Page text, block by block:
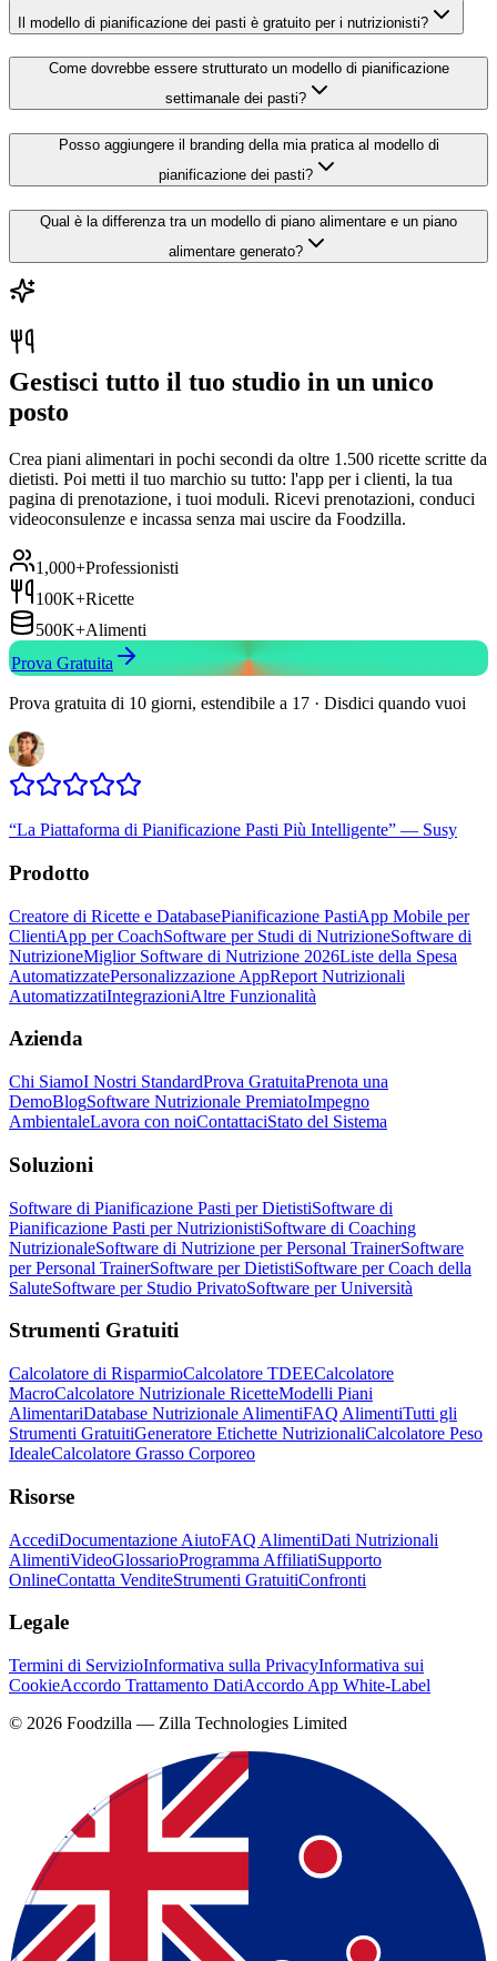
Il modello di pianificazione dei pasti è gratuito per i nutrizionisti?
Come dovrebbe essere strutturato un modello di pianificazione
settimanale dei pasti?
Posso aggiungere il branding della mia pratica al modello di
pianificazione dei pasti?
Qual è la differenza tra un modello di piano alimentare e un piano
alimentare generato?
Gestisci tutto il tuo studio in un unico
posto
Crea piani alimentari in pochi secondi da oltre 1.500 ricette scritte da
dietisti. Poi metti il tuo marchio su tutto: l'app per i clienti, la tua
pagina di prenotazione, i tuoi moduli. Ricevi prenotazioni, conduci
videoconsulenze e incassa senza mai uscire da Foodzilla.
1,000+Professionisti
100K+Ricette
500K+Alimenti
Prova Gratuita
Prova gratuita di 10 giorni, estendibile a 17 · Disdici quando vuoi
“La Piattaforma di Pianificazione Pasti Più Intelligente” — Susy
Prodotto
Creatore di Ricette e DatabasePianificazione PastiApp Mobile per
ClientiApp per CoachSoftware per Studi di NutrizioneSoftware di
NutrizioneMiglior Software di Nutrizione 2026Liste della Spesa
AutomatizzatePersonalizzazione AppReport Nutrizionali
AutomatizzatiIntegrazioniAltre Funzionalità
Azienda
Chi SiamoI Nostri StandardProva GratuitaPrenota una
DemoBlogSoftware Nutrizionale PremiatoImpegno
AmbientaleLavora con noiContattaciStato del Sistema
Soluzioni
Software di Pianificazione Pasti per DietistiSoftware di
Pianificazione Pasti per NutrizionistiSoftware di Coaching
NutrizionaleSoftware di Nutrizione per Personal TrainerSoftware
per Personal TrainerSoftware per DietistiSoftware per Coach della
SaluteSoftware per Studio PrivatoSoftware per Università
Strumenti Gratuiti
Calcolatore di RisparmioCalcolatore TDEECalcolatore
MacroCalcolatore Nutrizionale RicetteModelli Piani
AlimentariDatabase Nutrizionale AlimentiFAQ AlimentiTutti gli
Strumenti GratuitiGeneratore Etichette NutrizionaliCalcolatore Peso
IdealeCalcolatore Grasso Corporeo
Risorse
AccediDocumentazione AiutoFAQ AlimentiDati Nutrizionali
AlimentiVideoGlossarioProgramma AffiliatiSupporto
OnlineContatta VenditeStrumenti GratuitiConfronti
Legale
Termini di ServizioInformativa sulla PrivacyInformativa sui
CookieAccordo Trattamento DatiAccordo App White-Label
© 2026 Foodzilla — Zilla Technologies Limited